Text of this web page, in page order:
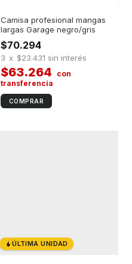
Camisa profesional mangas
largas Garage negro/gris
$70.294
$63.264
3 x $23.431 sin interés
ÚLTIMA UNIDAD